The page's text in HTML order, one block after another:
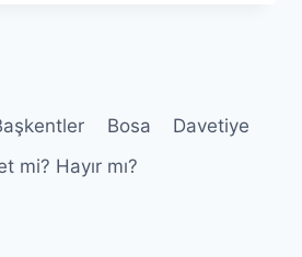
Bosa
Davetiye
mi? Hayır mı?